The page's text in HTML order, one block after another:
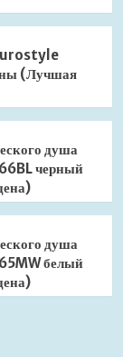
(Лучшая
душа
черный
душа
белый